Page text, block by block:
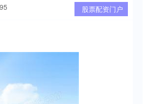
股票配资门户